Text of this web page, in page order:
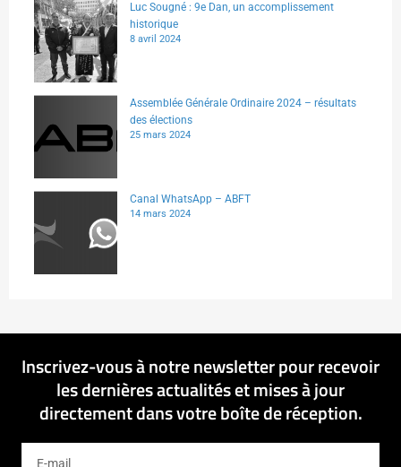
Luc Sougné : 9e Dan, un accomplissement
historique
8 avril 2024
Assemblée Générale Ordinaire 2024 – résultats
des élections
25 mars 2024
Canal WhatsApp – ABFT
14 mars 2024
Inscrivez-vous à notre newsletter pour recevoir
les dernières actualités et mises à jour
directement dans votre boîte de réception.